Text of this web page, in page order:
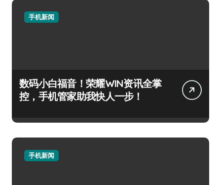
手机新闻
数码小白福音！荣耀WIN资讯全掌
控，手机管家助我快人一步！
手机新闻